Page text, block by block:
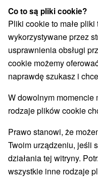
Wieże obserwacyjne i
Zamki, pałace, ruiny(3)
Loty widokowe i rejsy
Jazda konna(3)
Ośrodki i miasteczka
Obiekty architektoniczne
Parki miejskie i zamkowe
Pola golfowe (3)
Túry a turistické
Atrakcje z adrenaliną(21)
Muzea i galerie(15)
Ogrody zoologiczne i
Ogrody botaniczne(2)
Co to są pliki cookie?
Pliki cookie to małe
wykorzystywane przez
usprawnienia obsługi
cookie możemy
naprawdę szukasz i
W dowolnym momencie
rodzaje plików cookie
Prawo stanowi, że
Twoim urządzeniu, jeśli
działania tej witryny.
wszystkie inne rodzaje